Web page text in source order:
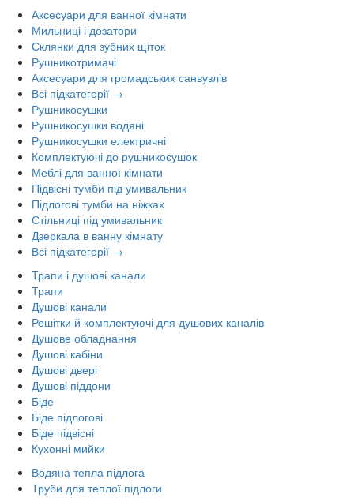
Аксесуари для ванної кімнати
Мильниці і дозатори
Склянки для зубних щіток
Рушникотримачі
Аксесуари для громадських санвузлів
Всі підкатегорії →
Рушникосушки
Рушникосушки водяні
Рушникосушки електричні
Комплектуючі до рушникосушок
Меблі для ванної кімнати
Підвісні тумби під умивальник
Підлогові тумби на ніжках
Стільниці під умивальник
Дзеркала в ванну кімнату
Всі підкатегорії →
Трапи і душові канали
Трапи
Душові канали
Решітки й комплектуючі для душових каналів
Душове обладнання
Душові кабіни
Душові двері
Душові піддони
Біде
Біде підлогові
Біде підвісні
Кухонні мийки
Водяна тепла підлога
Труби для теплої підлоги